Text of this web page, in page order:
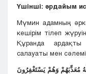
Үшінші: әрдайым
Мүмин адамның
кешірім тілеп
Құранда ардақты
салауаты мен
مُعَذِّبَهُمْ وَهُمْ يَسْتَغْفِرُونَ